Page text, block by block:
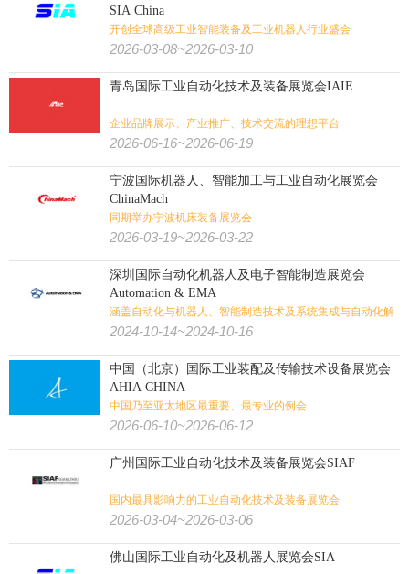
SIA China
开创全球高级工业智能装备及工业机器人行业盛会
2026-03-08~2026-03-10
青岛国际工业自动化技术及装备展览会IAIE
企业品牌展示、产业推广、技术交流的理想平台
2026-06-16~2026-06-19
宁波国际机器人、智能加工与工业自动化展览会
ChinaMach
同期举办宁波机床装备展览会
2026-03-19~2026-03-22
深圳国际自动化机器人及电子智能制造展览会
Automation & EMA
涵盖自动化与机器人、智能制造技术及系统集成与自动化解
决方案的综合性展会
2024-10-14~2024-10-16
中国（北京）国际工业装配及传输技术设备展览会
AHIA CHINA
中国乃至亚太地区最重要、最专业的例会
2026-06-10~2026-06-12
广州国际工业自动化技术及装备展览会SIAF
国内最具影响力的工业自动化技术及装备展览会
2026-03-04~2026-03-06
佛山国际工业自动化及机器人展览会SIA